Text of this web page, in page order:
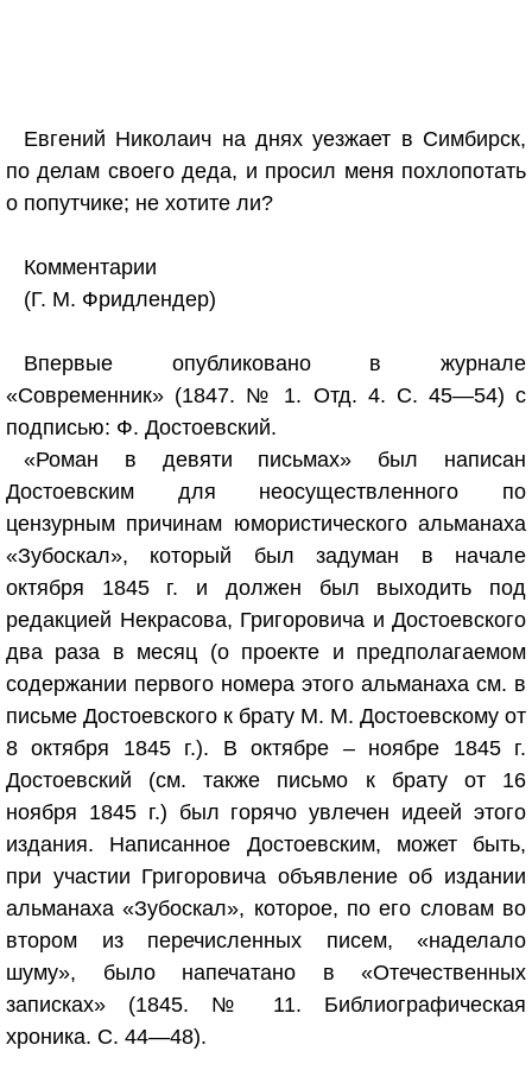
Евгений Николаич на днях уезжает в Симбирск,
по делам своего деда, и просил меня похлопотать
о попутчике; не хотите ли?
Комментарии
(Г. М. Фридлендер)
Впервые опубликовано в журнале
«Современник» (1847. № 1. Отд. 4. С. 45—54) с
подписью: Ф. Достоевский.
«Роман в девяти письмах» был написан
Достоевским для неосуществленного по
цензурным причинам юмористического альманаха
«Зубоскал», который был задуман в начале
октября 1845 г. и должен был выходить под
редакцией Некрасова, Григоровича и Достоевского
два раза в месяц (о проекте и предполагаемом
содержании первого номера этого альманаха см. в
письме Достоевского к брату М. М. Достоевскому от
8 октября 1845 г.). В октябре – ноябре 1845 г.
Достоевский (см. также письмо к брату от 16
ноября 1845 г.) был горячо увлечен идеей этого
издания. Написанное Достоевским, может быть,
при участии Григоровича объявление об издании
альманаха «Зубоскал», которое, по его словам во
втором из перечисленных писем, «наделало
шуму», было напечатано в «Отечественных
записках» (1845. № 11. Библиографическая
хроника. С. 44—48).